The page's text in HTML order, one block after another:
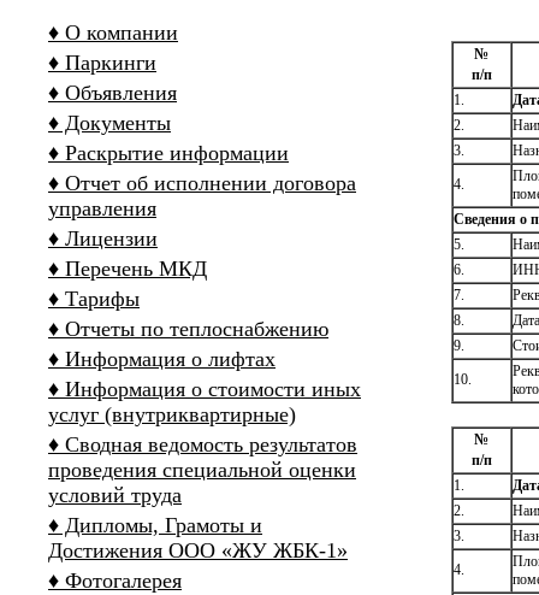
♦ О компании
♦ Паркинги
♦ Объявления
♦ Документы
♦ Раскрытие информации
♦ Отчет об исполнении договора
управления
♦ Лицензии
♦ Перечень МКД
♦ Тарифы
♦ Отчеты по теплоснабжению
♦ Информация о лифтах
♦ Информация о стоимости иных
услуг (внутриквартирные)
♦ Сводная ведомость результатов
проведения специальной оценки
условий труда
♦ Дипломы, Грамоты и
Достижения ООО «ЖУ ЖБК-1»
♦ Фотогалерея
№
п/п
1.
2.
3.
4.
Сведения о
5.
6.
ИНН
7.
8.
9.
10.
№
п/п
1.
2.
3.
4.